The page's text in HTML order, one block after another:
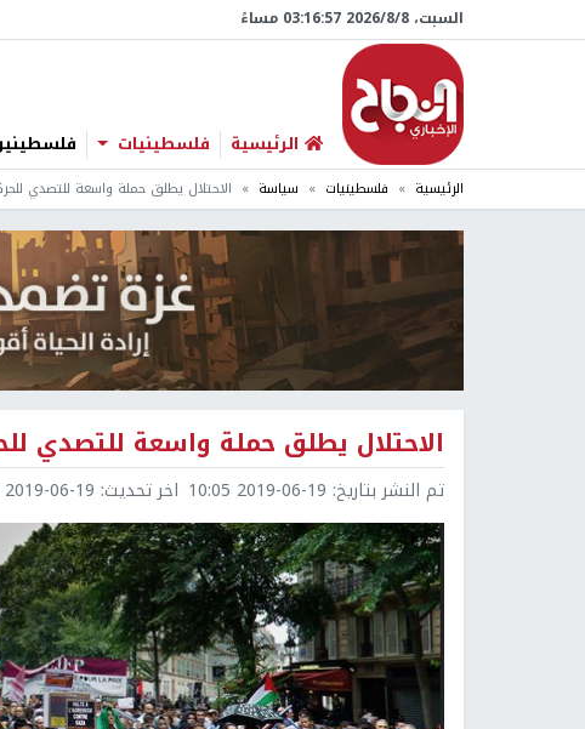
السبت، 8/‏8/‏2026 03:16:58 مساءً
الرئيسية فلسطينيات فلسطينيو
الرئيسية فلسطينيات سياسة الاحتلال يطلق حملة واسعة للتصدي
الاحتلال يطلق حملة واسعة للتصدي
تم النشر بتاريخ: 2019-06-19 10:05 اخر تحديث: 2019-06-19 10:45